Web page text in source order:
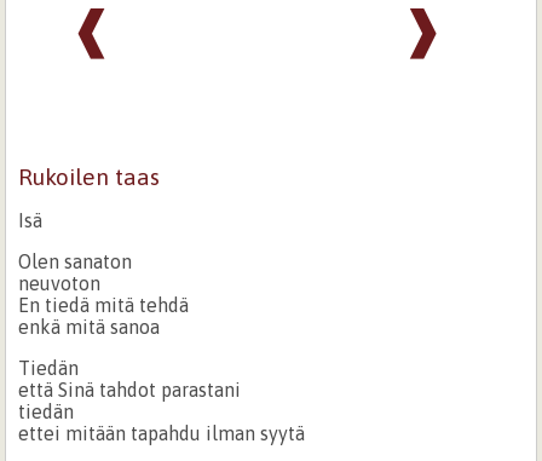
❱
❰
Rukoilen taas
Isä
Olen sanaton
neuvoton
En tiedä mitä tehdä
enkä mitä sanoa
Tiedän
että Sinä tahdot parastani
tiedän
ettei mitään tapahdu ilman syytä